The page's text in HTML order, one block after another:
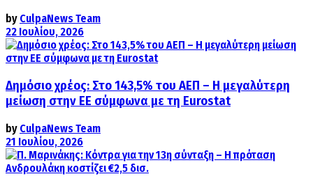
by CulpaNews Team
22 Ιουλίου, 2026
Δημόσιο χρέος: Στο 143,5% του ΑΕΠ – Η μεγαλύτερη
μείωση στην ΕΕ σύμφωνα με τη Eurostat
by CulpaNews Team
21 Ιουλίου, 2026